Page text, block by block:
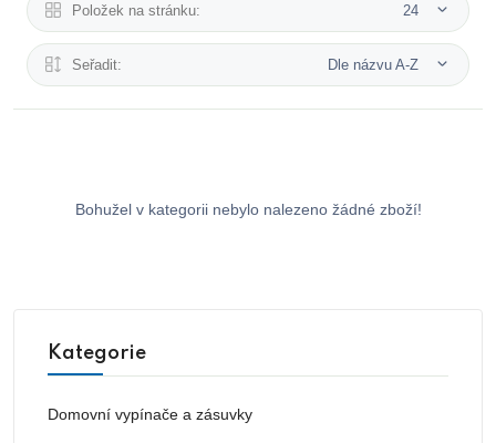
Položek na stránku: 24
Seřadit: Dle názvu A-Z
Bohužel v kategorii nebylo nalezeno žádné zboží!
Kategorie
Domovní vypínače a zásuvky